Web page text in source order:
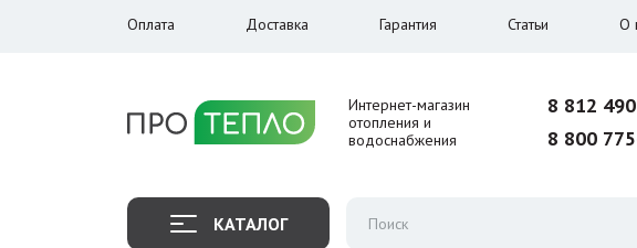
Оплата Доставка Гарантия Статьи О
Интернет-магазин
отопления и
водоснабжения
8 812
8 800
КАТАЛОГ